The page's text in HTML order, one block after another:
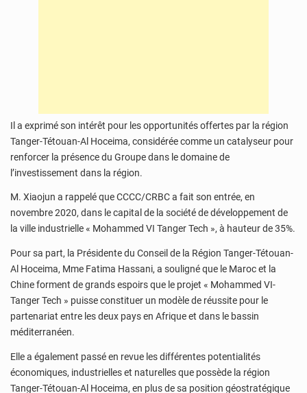
Il a exprimé son intérêt pour les opportunités offertes par la région
Tanger-Tétouan-Al Hoceima, considérée comme un catalyseur pour
renforcer la présence du Groupe dans le domaine de
l’investissement dans la région.
M. Xiaojun a rappelé que CCCC/CRBC a fait son entrée, en
novembre 2020, dans le capital de la société de développement de
la ville industrielle « Mohammed VI Tanger Tech », à hauteur de 35%.
Pour sa part, la Présidente du Conseil de la Région Tanger-Tétouan-
Al Hoceima, Mme Fatima Hassani, a souligné que le Maroc et la
Chine forment de grands espoirs que le projet « Mohammed VI-
Tanger Tech » puisse constituer un modèle de réussite pour le
partenariat entre les deux pays en Afrique et dans le bassin
méditerranéen.
Elle a également passé en revue les différentes potentialités
économiques, industrielles et naturelles que possède la région
Tanger-Tétouan-Al Hoceima, en plus de sa position géostratégique